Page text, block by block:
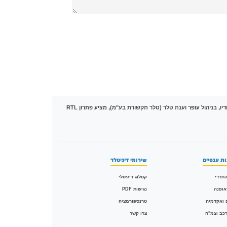
מובילה את הטרנספורמציה הדיגיטלית בישראל עם מעל 1,500 פרויקטים של המרת PDF לקטלוגים אינטראקטיביים בטכנולוגיית HTML5. הסטודיו, בניהול עופר וענת טלר (טלר תקשורת בע"מ), מציע פתרון RTL
ענפיים
ואקדמיה
רכב וצמ"ה
שירותי דיגיטלר
קטלוג דיגיטלי
נגישות PDF
טרנספורמציה
צרו קשר